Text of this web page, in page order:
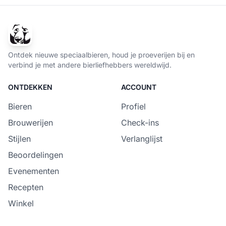
Ontdek nieuwe speciaalbieren, houd je proeverijen bij en
verbind je met andere bierliefhebbers wereldwijd.
ONTDEKKEN
Bieren
Brouwerijen
Stijlen
Beoordelingen
Evenementen
Recepten
Winkel
ACCOUNT
Profiel
Check-ins
Verlanglijst